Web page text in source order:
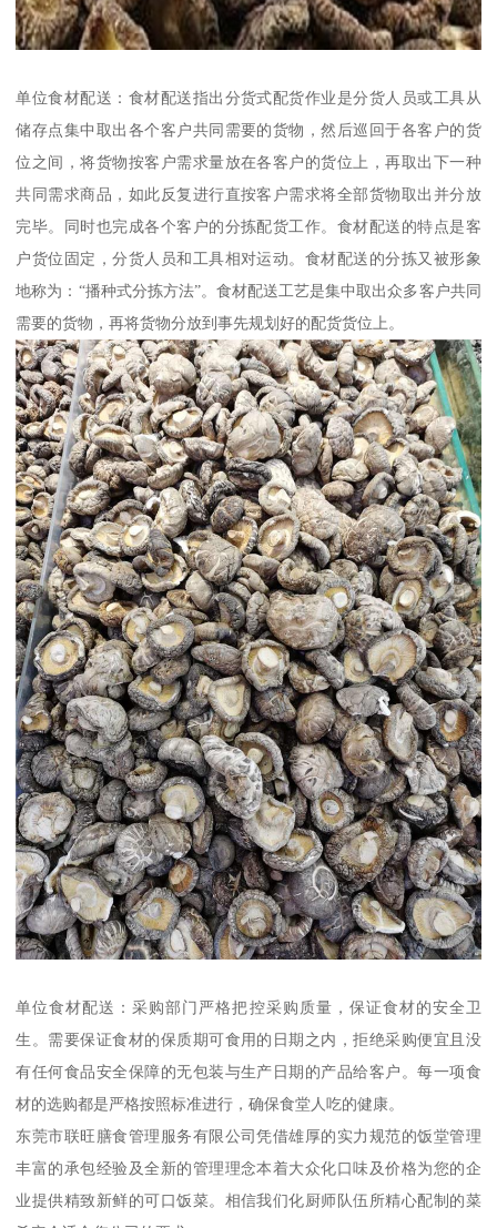
单位食材配送：食材配送指出分货式配货作业是分货人员或工具从
储存点集中取出各个客户共同需要的货物，然后巡回于各客户的货
位之间，将货物按客户需求量放在各客户的货位上，再取出下一种
共同需求商品，如此反复进行直按客户需求将全部货物取出并分放
完毕。同时也完成各个客户的分拣配货工作。食材配送的特点是客
户货位固定，分货人员和工具相对运动。食材配送的分拣又被形象
地称为：“播种式分拣方法”。食材配送工艺是集中取出众多客户共同
需要的货物，再将货物分放到事先规划好的配货货位上。
单位食材配送：采购部门严格把控采购质量，保证食材的安全卫
生。需要保证食材的保质期可食用的日期之内，拒绝采购便宜且没
有任何食品安全保障的无包装与生产日期的产品给客户。每一项食
材的选购都是严格按照标准进行，确保食堂人吃的健康。
东莞市联旺膳食管理服务有限公司凭借雄厚的实力规范的饭堂管理
丰富的承包经验及全新的管理理念本着大众化口味及价格为您的企
业提供精致新鲜的可口饭菜。相信我们化厨师队伍所精心配制的菜